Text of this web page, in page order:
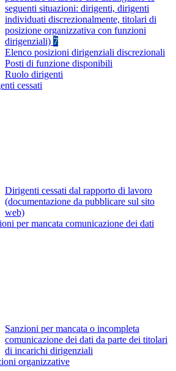
seguenti situazioni: dirigenti, dirigenti
individuati discrezionalmente, titolari di
posizione organizzativa con funzioni
dirigenziali) 7
Elenco posizioni dirigenziali discrezionali
Posti di funzione disponibili
Ruolo dirigenti
cessati
Dirigenti cessati dal rapporto di lavoro
(documentazione da pubblicare sul sito
web)
per mancata comunicazione dei dati
Sanzioni per mancata o incompleta
comunicazione dei dati da parte dei titolari
di incarichi dirigenziali
organizzative